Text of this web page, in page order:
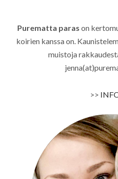
Purematta paras on
koirien kanssa on.
muistoja
>>